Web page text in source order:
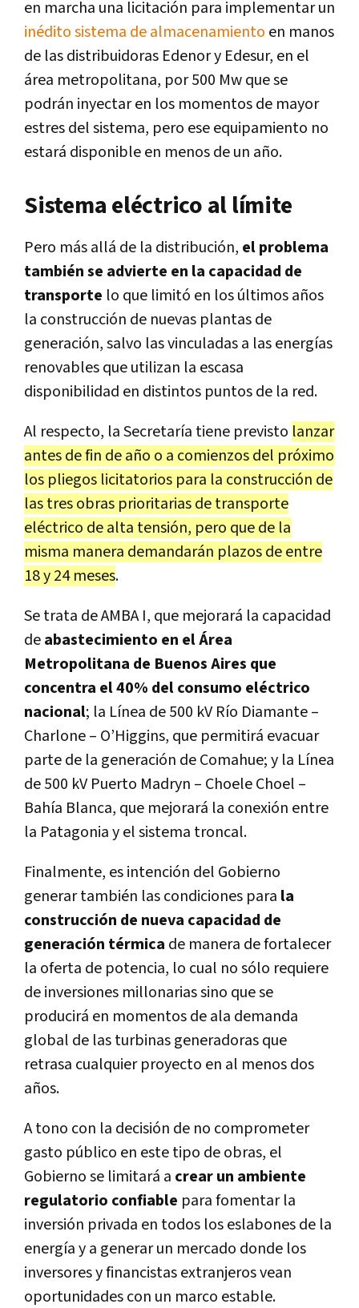
en marcha una licitación para implementar un
inédito sistema de almacenamiento en manos
de las distribuidoras Edenor y Edesur, en el
área metropolitana, por 500 Mw que se
podrán inyectar en los momentos de mayor
estres del sistema, pero ese equipamiento no
estará disponible en menos de un año.
Sistema eléctrico al límite
Pero más allá de la distribución, el problema
también se advierte en la capacidad de
transporte lo que limitó en los últimos años
la construcción de nuevas plantas de
generación, salvo las vinculadas a las energías
renovables que utilizan la escasa
disponibilidad en distintos puntos de la red.
Al respecto, la Secretaría tiene previsto lanzar
antes de fin de año o a comienzos del próximo
los pliegos licitatorios para la construcción de
las tres obras prioritarias de transporte
eléctrico de alta tensión, pero que de la
misma manera demandarán plazos de entre
18 y 24 meses.
Se trata de AMBA I, que mejorará la capacidad
deabastecimiento en el Área
Metropolitana de Buenos Aires que
concentra el 40% del consumo eléctrico
nacional; la Línea de 500 kV Río Diamante –
Charlone – O’Higgins, que permitirá evacuar
parte de la generación de Comahue; y la Línea
de 500 kV Puerto Madryn – Choele Choel –
Bahía Blanca, que mejorará la conexión entre
la Patagonia y el sistema troncal.
Finalmente, es intención del Gobierno
generar también las condiciones para la
construcción de nueva capacidad de
generación térmica de manera de fortalecer
la oferta de potencia, lo cual no sólo requiere
de inversiones millonarias sino que se
producirá en momentos de ala demanda
global de las turbinas generadoras que
retrasa cualquier proyecto en al menos dos
años.
A tono con la decisión de no comprometer
gasto público en este tipo de obras, el
Gobierno se limitará a crear un ambiente
regulatorio confiable para fomentar la
inversión privada en todos los eslabones de la
energía y a generar un mercado donde los
inversores y financistas extranjeros vean
oportunidades con un marco estable.